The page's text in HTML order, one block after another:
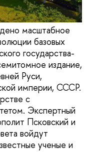
масштабное
базовых
государства-
издание,
Руси,
империи, СССР.
с
Экспертный
Псковский и
войдут
ученые и